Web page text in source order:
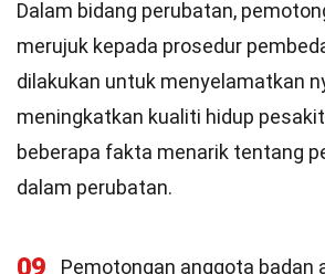
Dalam bidang perubatan,
merujuk kepada prosedur
dilakukan untuk menyelamatkan
meningkatkan kualiti hidup
beberapa fakta menarik tentang
dalam perubatan.
09 Pemotongan anggota badan